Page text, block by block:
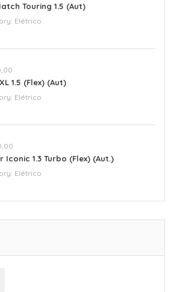
Touring 1.5 (Aut)
Elétrico
1.5 (Flex) (Aut)
Elétrico
Iconic 1.3 Turbo (Flex) (Aut.)
Elétrico